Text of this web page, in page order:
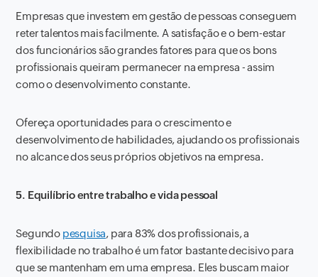
Empresas que investem em gestão de pessoas conseguem
reter talentos mais facilmente. A satisfação e o bem-estar
dos funcionários são grandes fatores para que os bons
profissionais queiram permanecer na empresa - assim
como o desenvolvimento constante.
Ofereça oportunidades para o crescimento e
desenvolvimento de habilidades, ajudando os profissionais
no alcance dos seus próprios objetivos na empresa.
5. Equilíbrio entre trabalho e vida pessoal
Segundo pesquisa, para 83% dos profissionais, a
flexibilidade no trabalho é um fator bastante decisivo para
que se mantenham em uma empresa. Eles buscam maior